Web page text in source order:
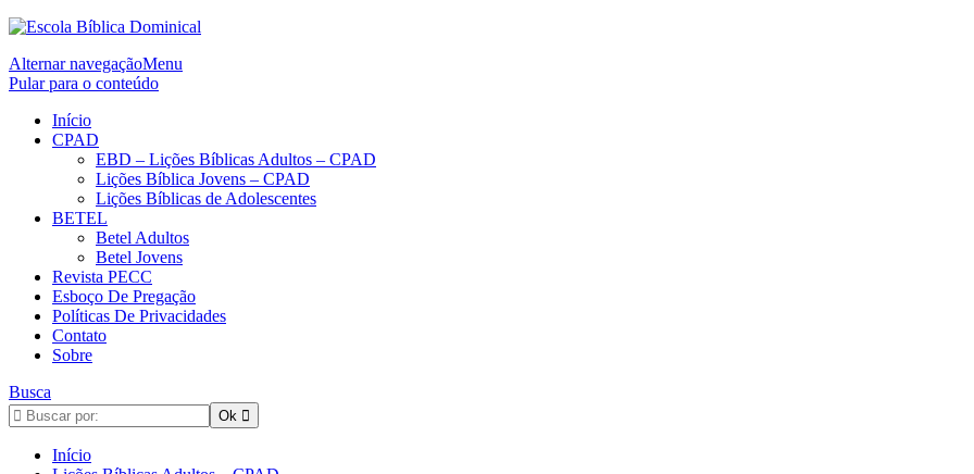
Alternar navegaçãoMenu
Pular para o conteúdo
Início
CPAD
EBD – Lições Bíblicas Adultos – CPAD
Lições Bíblica Jovens – CPAD
Lições Bíblicas de Adolescentes
BETEL
Betel Adultos
Betel Jovens
Revista PECC
Esboço De Pregação
Políticas De Privacidades
Contato
Sobre
Busca
Início